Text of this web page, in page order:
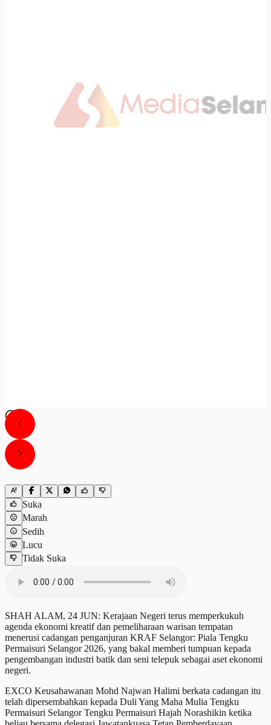
Suka
Marah
Sedih
Lucu
Tidak Suka
SHAH ALAM, 24 JUN: Kerajaan Negeri terus memperkukuh
agenda ekonomi kreatif dan pemeliharaan warisan tempatan
menerusi cadangan penganjuran KRAF Selangor: Piala Tengku
Permaisuri Selangor 2026, yang bakal memberi tumpuan kepada
pengembangan industri batik dan seni telepuk sebagai aset ekonomi
negeri.
EXCO Keusahawanan Mohd Najwan Halimi berkata cadangan itu
telah dipersembahkan kepada Duli Yang Maha Mulia Tengku
Permaisuri Selangor Tengku Permaisuri Hajah Norashikin ketika